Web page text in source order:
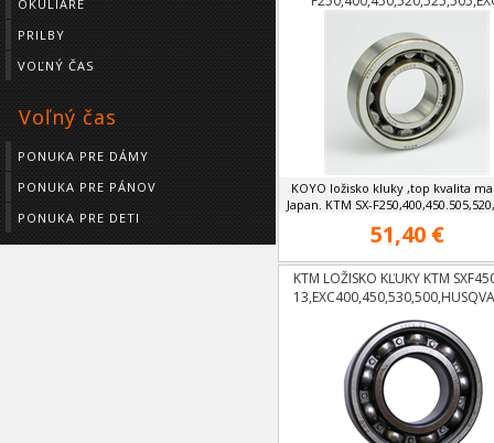
OKULIARE
PRILBY
VOĽNÝ ČAS
Voľný čas
PONUKA PRE DÁMY
PONUKA PRE PÁNOV
PONUKA PRE DETI
KOYO ložisko kluky ,top kvalita
Japan. KTM SX-
51,40 €
KTM LOŽISKO KĽUKY KTM
FC450,FE450,501 OD 14